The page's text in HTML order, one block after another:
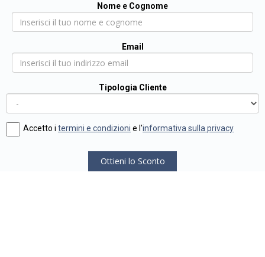
Nome e Cognome
Email
Tipologia Cliente
Accetto i termini e condizioni e l'informativa sulla privacy
Ottieni lo Sconto